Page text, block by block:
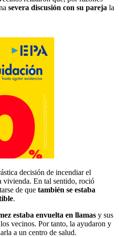
severa discusión con su pareja la
decisión de incendiar el
vivienda. En tal sentido, roció
de que también se estaba
.
estaba envuelta en llamas y sus
vecinos. Por tanto, la ayudaron y
a un centro de salud.